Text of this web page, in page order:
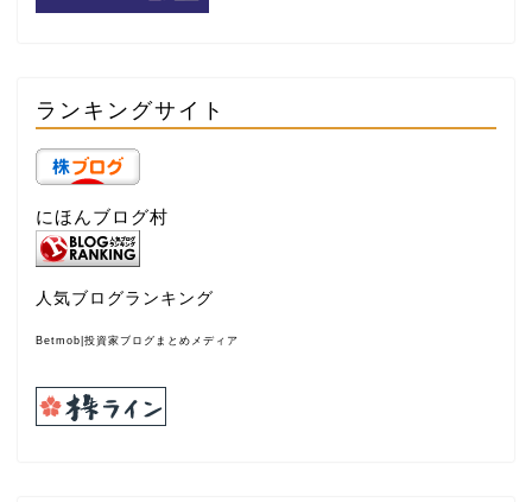
ランキングサイト
にほんブログ村
人気ブログランキング
Betmob|投資家ブログまとめメディア